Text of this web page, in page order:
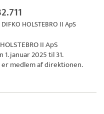
HOLSTEBRO II ApS
II ApS
januar 2025 til 31.
er medlem af direktionen.